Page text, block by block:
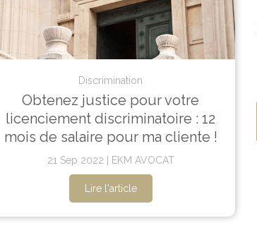
Discrimination
Obtenez justice pour votre
licenciement discriminatoire : 12
mois de salaire pour ma cliente !
21 Sep 2022 EKM AVOCAT
Lire l'article